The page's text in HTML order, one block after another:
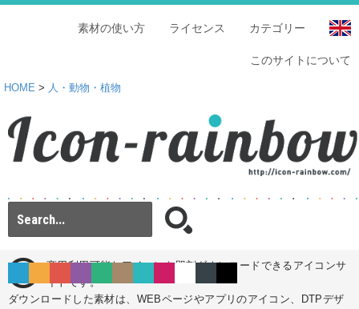
カテゴリー
ライセンス
素材の使い方
このサイトについて
HOME > 人・動物・植物
商用利用可能なアイコンを即刻ダウンロードできるアイコンサ
イトです。
ダウンロードした素材は、WEBページやアプリのアイコン、DTPデザ